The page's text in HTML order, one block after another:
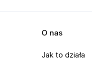
O nas
Jak to działa